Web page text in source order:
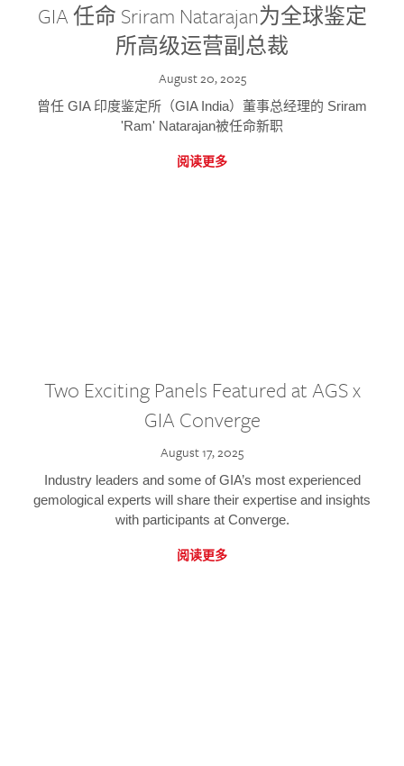
GIA 任命 Sriram Natarajan为全球鉴定
所高级运营副总裁
August 20, 2025
曾任 GIA 印度鉴定所（GIA India）董事总经理的 Sriram
'Ram' Natarajan被任命新职
阅读更多
Two Exciting Panels Featured at AGS x
GIA Converge
August 17, 2025
Industry leaders and some of GIA’s most experienced
gemological experts will share their expertise and insights
with participants at Converge.
阅读更多